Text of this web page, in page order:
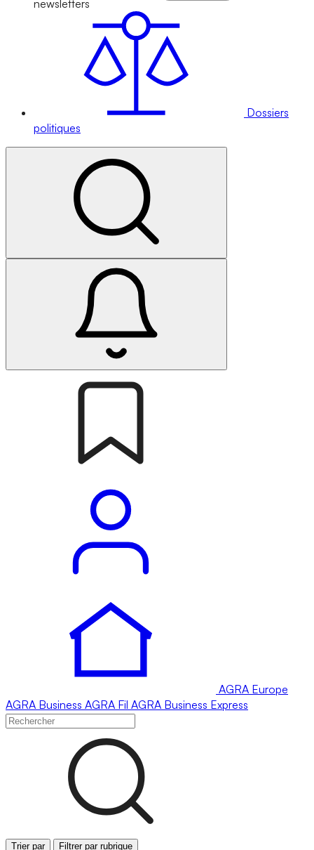
newsletters
Dossiers
politiques
AGRA Europe
AGRA Business AGRA Fil AGRA Business Express
Trier par Filtrer par rubrique